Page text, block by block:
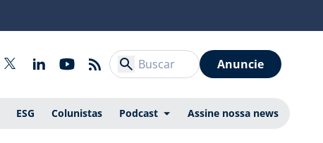
Anuncie
ESG Colunistas Podcast Assine nossa news